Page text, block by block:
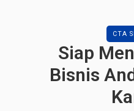
CTA
Siap
Bisnis